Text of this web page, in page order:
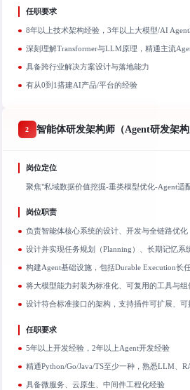
任职要求
8年以上技术架构经验，3年以上大模型/AI
深刻理解Transformer与LLM原理，精通主流
具备跨行业解决方案设计与落地能力
有从0到1搭建AI产品/平台的经验
2 智能体研发架构师（Agent研发架构
岗位定位
聚焦"私域数据价值挖掘-垂类模型优化-Agent适
岗位职责
负责智能体核心系统的设计、开发与全链路优化
设计并实现任务规划（Planning）、长期记忆
构建Agent基础设施，包括Durable Execution长
将大模型能力封装为标准化、可复用的工具与
设计符合标准接口的架构，支持插件可扩展、
任职要求
5年以上开发经验，2年以上Agent开发经验
精通Python/Go/Java/TS至少一种，熟悉LLM、
具备微服务、云原生、中间件工程化经验